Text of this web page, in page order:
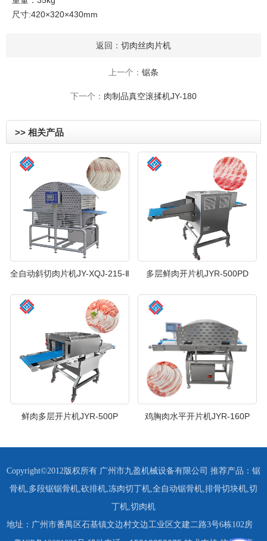
尺寸:420×320×430mm
返回： 切肉丝肉片机
上一个： 锯条
下一个： 肉制品真空滚揉机JY-180
>> 相关产品
全自动斜切肉片机JY-XQJ-215-Ⅱ 多层鲜肉开片机JYR-500PD
鲜肉多层开片机JYR-500P 鸡胸肉水平开片机JYR-160P
Copyright©2012版权所有 广州市九盈机械设备有限公司 推荐产品： 锯
骨机 多段锯锯骨机 砍排机 冻肉切丁机 全自动锯骨机 排骨切块机 切
丁机 切肉机
地址：广州市番禺区石基镇文边村文边工业区文建二路3号6栋102房